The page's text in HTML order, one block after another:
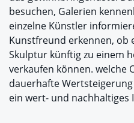
besuchen, Galerien
einzelne Künstler
Kunstfreund erkennen, ob
Skulptur künftig zu einem
verkaufen können. welche
dauerhafte
ein wert- und nachhaltiges